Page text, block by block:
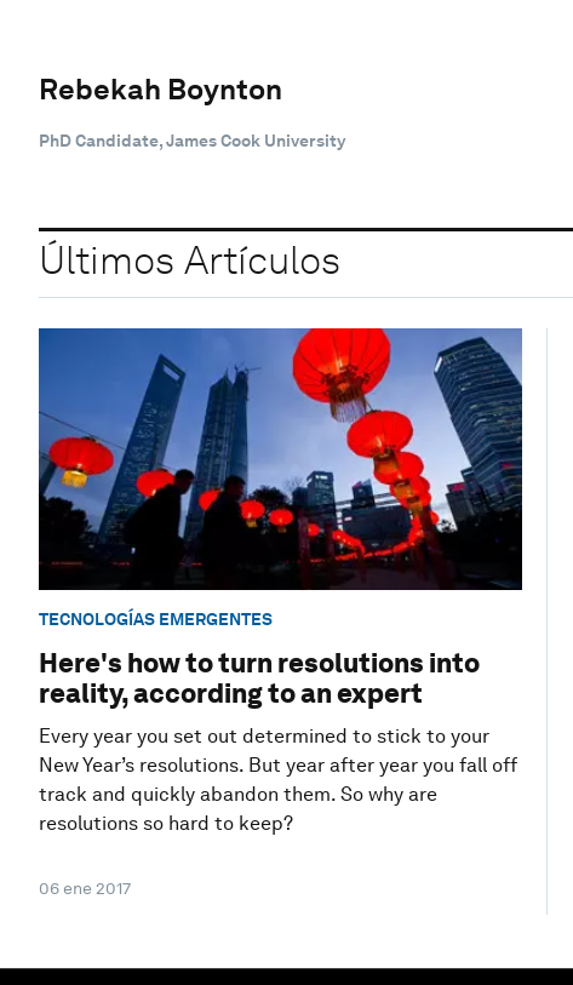
Rebekah Boynton
PhD Candidate, James Cook University
Últimos Artículos
TECNOLOGÍAS EMERGENTES
Here's how to turn resolutions into
reality, according to an expert
Every year you set out determined to stick to your
New Year’s resolutions. But year after year you fall off
track and quickly abandon them. So why are
resolutions so hard to keep?
06 ene 2017